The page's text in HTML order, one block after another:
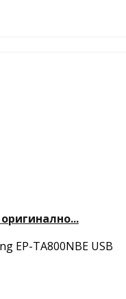
оригинално...
EP-TA800NBE USB